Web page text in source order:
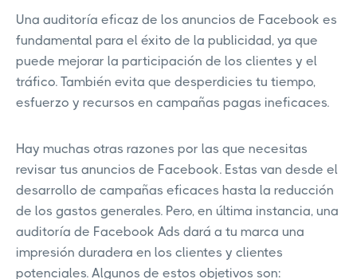
Una auditoría eficaz de los anuncios de Facebook es
fundamental para el éxito de la publicidad, ya que
puede mejorar la participación de los clientes y el
tráfico. También evita que desperdicies tu tiempo,
esfuerzo y recursos en campañas pagas ineficaces.
Hay muchas otras razones por las que necesitas
revisar tus anuncios de Facebook. Estas van desde el
desarrollo de campañas eficaces hasta la reducción
de los gastos generales. Pero, en última instancia, una
auditoría de Facebook Ads dará a tu marca una
impresión duradera en los clientes y clientes
potenciales. Algunos de estos objetivos son: